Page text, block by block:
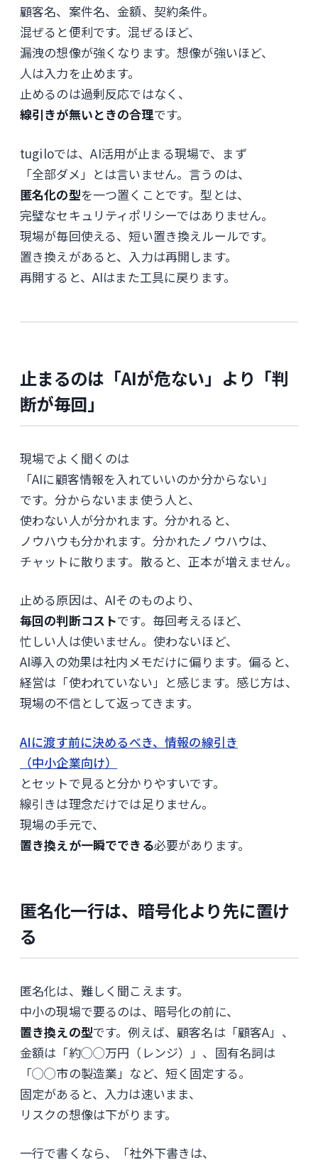
顧客名、案件名、金額、契約条件。
混ぜると便利です。混ぜるほど、
漏洩の想像が強くなります。想像が強いほど、
人は入力を止めます。
止めるのは過剰反応ではなく、
線引きが無いときの合理です。
tugiloでは、AI活用が止まる現場で、まず
「全部ダメ」とは言いません。言うのは、
匿名化の型を一つ置くことです。型とは、
完璧なセキュリティポリシーではありません。
現場が毎回使える、短い置き換えルールです。
置き換えがあると、入力は再開します。
再開すると、AIはまた工具に戻ります。
止まるのは「AIが危ない」より「判
断が毎回」
現場でよく聞くのは
「AIに顧客情報を入れていいのか分からない」
です。分からないまま使う人と、
使わない人が分かれます。分かれると、
ノウハウも分かれます。分かれたノウハウは、
チャットに散ります。散ると、正本が増えません。
止める原因は、AIそのものより、
毎回の判断コストです。毎回考えるほど、
忙しい人は使いません。使わないほど、
AI導入の効果は社内メモだけに偏ります。偏ると、
経営は「使われていない」と感じます。感じ方は、
現場の不信として返ってきます。
AIに渡す前に決めるべき、情報の線引き
（中小企業向け）
とセットで見ると分かりやすいです。
線引きは理念だけでは足りません。
現場の手元で、
置き換えが一瞬でできる必要があります。
匿名化一行は、暗号化より先に置け
る
匿名化は、難しく聞こえます。
中小の現場で要るのは、暗号化の前に、
置き換えの型です。例えば、顧客名は「顧客A」、
金額は「約◯◯万円（レンジ）」、固有名詞は
「◯◯市の製造業」など、短く固定する。
固定があると、入力は速いまま、
リスクの想像は下がります。
一行で書くなら、「社外下書きは、